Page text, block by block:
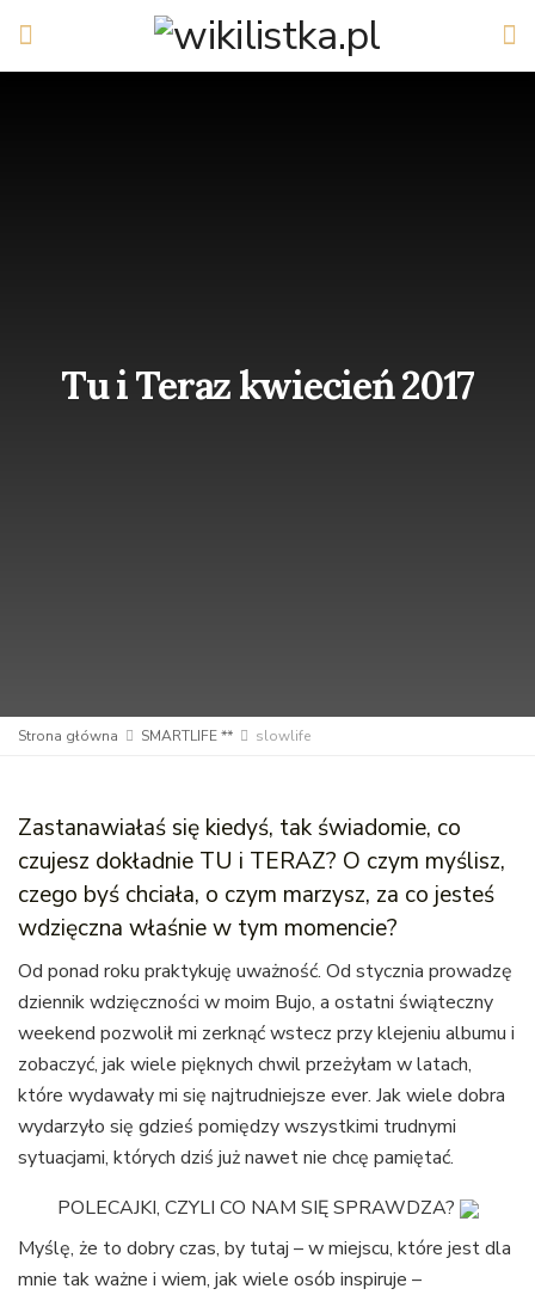
Tu i Teraz kwiecień 2017
Strona główna SMARTLIFE ** slowlife
Zastanawiałaś się kiedyś, tak świadomie, co
czujesz dokładnie TU i TERAZ? O czym myślisz,
czego byś chciała, o czym marzysz, za co jesteś
wdzięczna właśnie w tym momencie?
Od ponad roku praktykuję uważność. Od stycznia prowadzę
dziennik wdzięczności w moim Bujo, a ostatni świąteczny
weekend pozwolił mi zerknąć wstecz przy klejeniu albumu i
zobaczyć, jak wiele pięknych chwil przeżyłam w latach,
które wydawały mi się najtrudniejsze ever. Jak wiele dobra
wydarzyło się gdzieś pomiędzy wszystkimi trudnymi
sytuacjami, których dziś już nawet nie chcę pamiętać.
POLECAJKI, CZYLI CO NAM SIĘ SPRAWDZA?
Myślę, że to dobry czas, by tutaj – w miejscu, które jest dla
mnie tak ważne i wiem, jak wiele osób inspiruje –